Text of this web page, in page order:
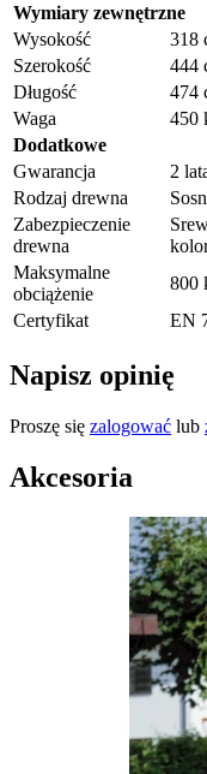
Wymiary zewnętrzne
Wysokość
318
Szerokość
444
Długość
474
Waga
450
Dodatkowe
Gwarancja
2
Rodzaj drewna
Zabezpieczenie
drewna
Maksymalne
obciążenie
800
Certyfikat
EN
Napisz opinię
Proszę się zalogować lub
Akcesoria